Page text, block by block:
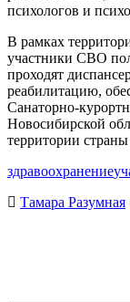
психологов и
В рамках
участники СВО
проходят
реабилитацию,
Санаторно-
Новосибирской
территории
здравоохранение
Тамара Разумная